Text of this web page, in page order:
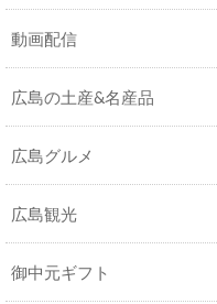
動画配信
広島の土産&名産品
広島グルメ
広島観光
御中元ギフト